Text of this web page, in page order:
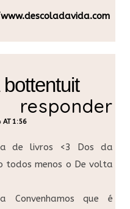
AT 1:56
responder
de livros <3 Dos da
todos menos o De volta
Convenhamos que é